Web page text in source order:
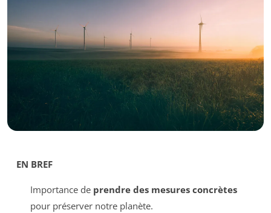
EN BREF
Importance de prendre des mesures concrètes
pour préserver notre planète.